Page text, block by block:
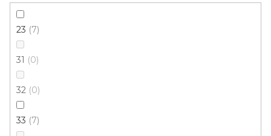
23 7
31 0
32 0
33 7
Vinylová podlaha MODULEO ROOTS 55 EIR
Galtymore Oak 86237
Skladem externě, odesíláme do 2-3 dnů
749 Kč